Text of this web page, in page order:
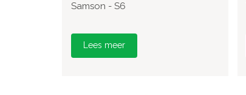
Samson - S6
Lees meer